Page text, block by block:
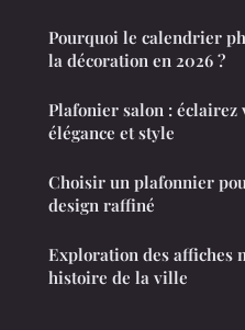
Pourquoi le calendrier
la décoration en 2026 ?
Plafonier salon : éclairez
élégance et style
Choisir un plafonnier
design raffiné
Exploration des affiches
histoire de la ville